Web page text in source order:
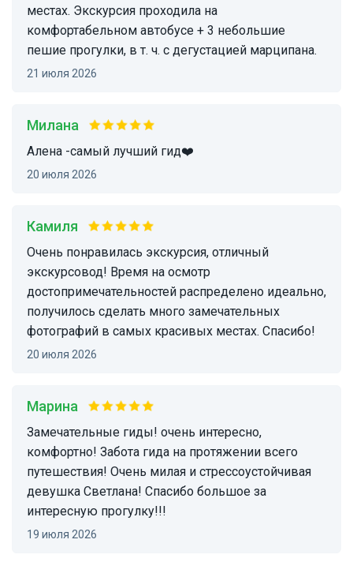
местах. Экскурсия проходила на
комфортабельном автобусе + 3 небольшие
пешие прогулки, в т. ч. с дегустацией марципана.
21 июля 2026
Милана
Алена -самый лучший гид❤️
20 июля 2026
Камиля
Очень понравилась экскурсия, отличный
экскурсовод! Время на осмотр
достопримечательностей распределено идеально,
получилось сделать много замечательных
фотографий в самых красивых местах. Спасибо!
20 июля 2026
Марина
Замечательные гиды! очень интересно,
комфортно! Забота гида на протяжении всего
путешествия! Очень милая и стрессоустойчивая
девушка Светлана! Спасибо большое за
интересную прогулку!!!
19 июля 2026